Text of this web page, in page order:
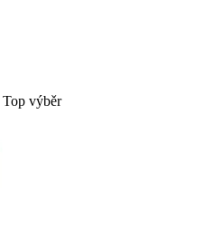
Top výběr